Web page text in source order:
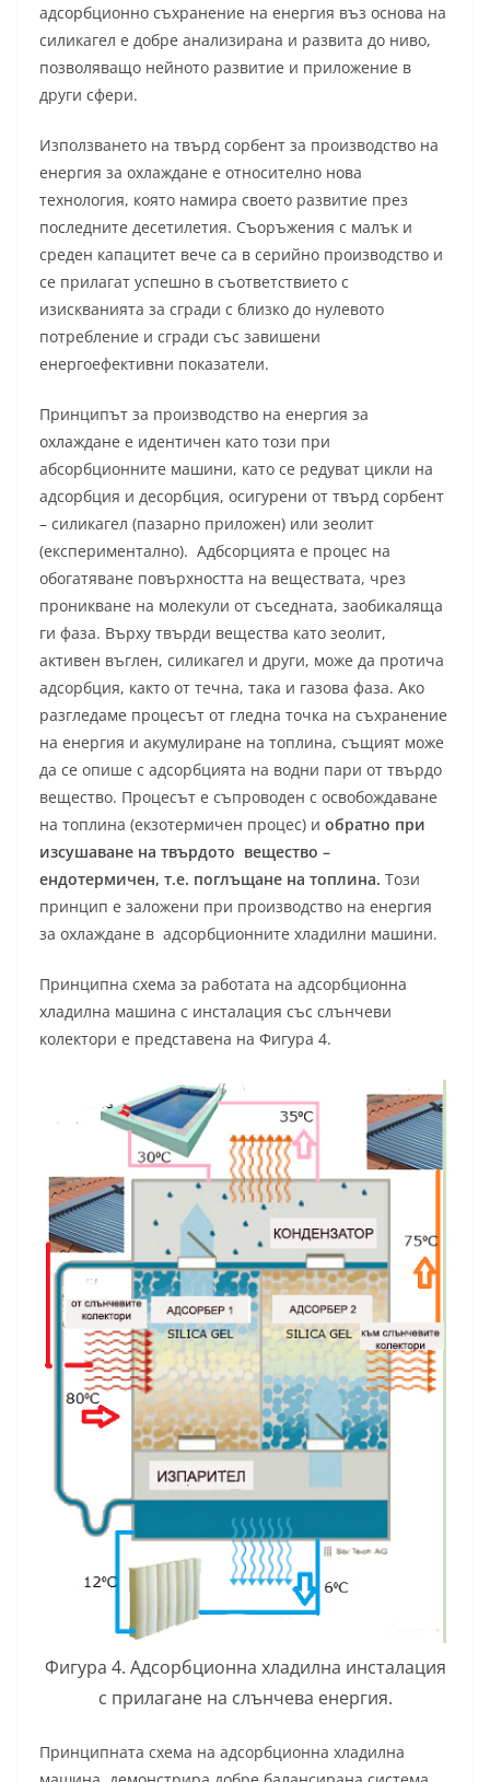
адсорбционно съхранение на енергия въз основа на
силикагел е добре анализирана и развита до ниво,
позволяващо нейното развитие и приложение в
други сфери.
Използването на твърд сорбент за производство на
енергия за охлаждане е относително нова
технология, която намира своето развитие през
последните десетилетия. Съоръжения с малък и
среден капацитет вече са в серийно производство и
се прилагат успешно в съответствието с
изискванията за сгради с близко до нулевото
потребление и сгради със завишени
енергоефективни показатели.
Принципът за производство на енергия за
охлаждане е идентичен като този при
абсорбционните машини, като се редуват цикли на
адсорбция и десорбция, осигурени от твърд сорбент
– силикагел (пазарно приложен) или зеолит
(експериментално). Адбсорцията е процес на
обогатяване повърхността на веществата, чрез
проникване на молекули от съседната, заобикаляща
ги фаза. Върху твърди вещества като зеолит,
активен въглен, силикагел и други, може да протича
адсорбция, както от течна, така и газова фаза. Ако
разгледаме процесът от гледна точка на съхранение
на енергия и акумулиране на топлина, същият може
да се опише с адсорбцията на водни пари от твърдо
вещество. Процесът е съпроводен с освобождаване
на топлина (екзотермичен процес) и обратно при
изсушаване на твърдото вещество –
ендотермичен, т.е. поглъщане на топлина. Този
принцип е заложени при производство на енергия
за охлаждане в адсорбционните хладилни машини.
Принципна схема за работата на адсорбционна
хладилна машина с инсталация със слънчеви
колектори е представена на Фигура 4.
Фигура 4. Адсорбционна хладилна инсталация
с прилагане на слънчева енергия.
Принципната схема на адсорбционна хладилна